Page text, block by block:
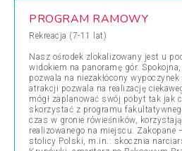
PROGRAM RAMOWY
Rekreacja (7-11 lat)
Nasz ośrodek zlokalizowany jest u
widokiem na panoramę gór.
pozwala na niezakłócony
atrakcji pozwala na realizację
mógł zaplanować swój pobyt tak jak
skorzystać z programu
czas w gronie rówieśników,
realizowanego na miejscu: Zakopane
stolicy Polski, m.in.: skocznia